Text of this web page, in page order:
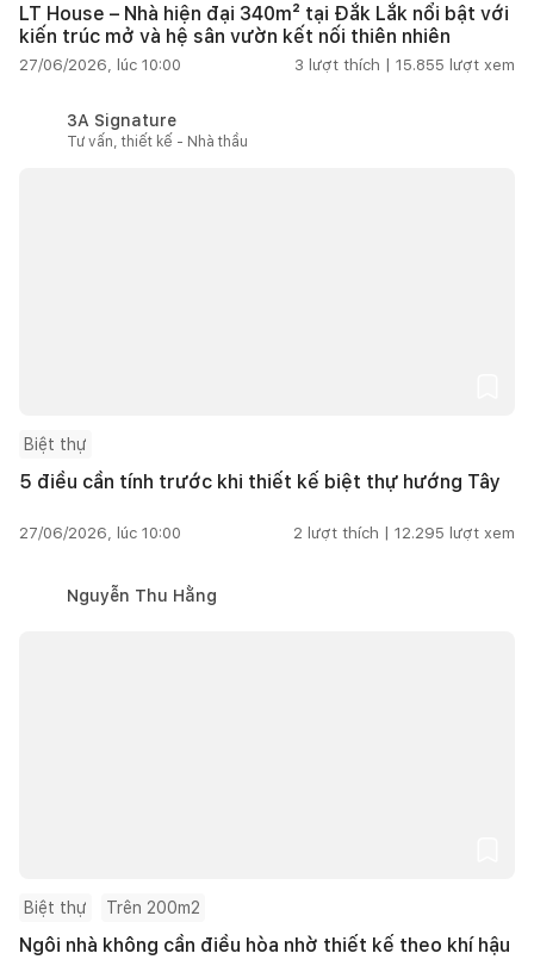
LT House – Nhà hiện đại 340m² tại Đắk Lắk nổi bật với
kiến trúc mở và hệ sân vườn kết nối thiên nhiên
27/06/2026, lúc 10:00 3 lượt thích | 15.855 lượt xem
3A Signature
Tư vấn, thiết kế - Nhà thầu
Biệt thự
5 điều cần tính trước khi thiết kế biệt thự hướng Tây
27/06/2026, lúc 10:00 2 lượt thích | 12.295 lượt xem
Nguyễn Thu Hằng
Biệt thự Trên 200m2
Ngôi nhà không cần điều hòa nhờ thiết kế theo khí hậu